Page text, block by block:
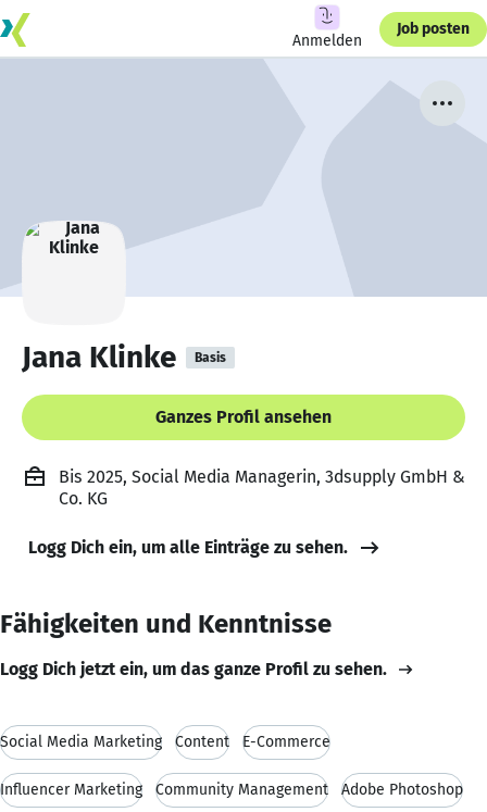
Anmelden
Job posten
Jana Klinke Basis
Ganzes Profil ansehen
Bis 2025, Social Media Managerin, 3dsupply GmbH &
Co. KG
Logg Dich ein, um alle Einträge zu sehen.
Fähigkeiten und Kenntnisse
Logg Dich jetzt ein, um das ganze Profil zu sehen.
Social Media Marketing Content E-Commerce
Influencer Marketing Community Management Adobe Photoshop